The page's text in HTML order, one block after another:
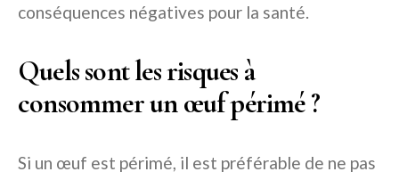
conséquences négatives pour la santé.
Quels sont les risques à
consommer un œuf périmé ?
Si un œuf est périmé, il est préférable de ne pas